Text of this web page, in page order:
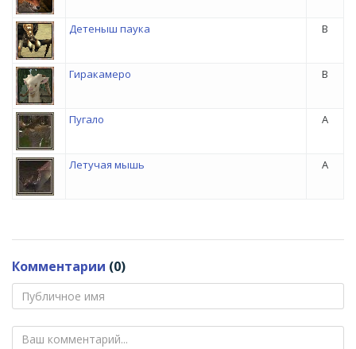
Детеныш паука B
Гиракамеро B
Пугало A
Летучая мышь A
Комментарии (0)